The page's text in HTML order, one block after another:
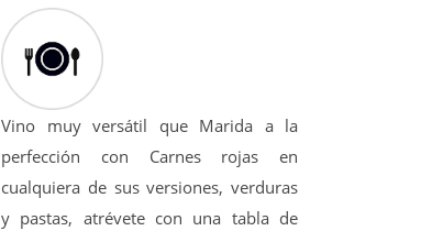
Vino muy versátil que Marida a la
perfección con Carnes rojas en
cualquiera de sus versiones, verduras
y pastas, atrévete con una tabla de